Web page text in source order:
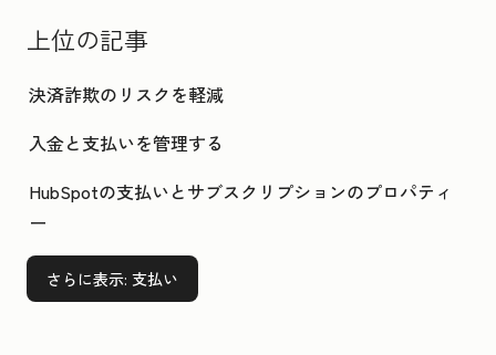
上位の記事
決済詐欺のリスクを軽減
入金と支払いを管理する
HubSpotの支払いとサブスクリプションのプロパティ
ー
さらに表示: 支払い